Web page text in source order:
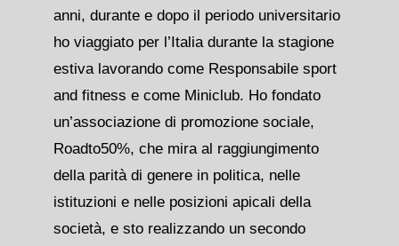
anni, durante e dopo il periodo universitario
ho viaggiato per l’Italia durante la stagione
estiva lavorando come Responsabile sport
and fitness e come Miniclub. Ho fondato
un’associazione di promozione sociale,
Roadto50%, che mira al raggiungimento
della parità di genere in politica, nelle
istituzioni e nelle posizioni apicali della
società, e sto realizzando un secondo